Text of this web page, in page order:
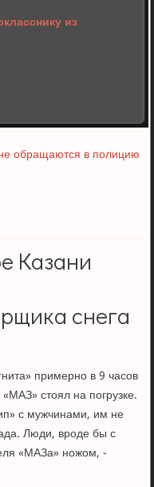
из
обращаются в полицию
Казани
снега
примерно в 9 часов
стоял на погрузке.
с мужчинами, им не
Люди, вроде бы с
«МАЗа» ножом, -